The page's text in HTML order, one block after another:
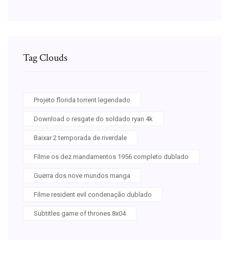
Tag Clouds
Projeto florida torrent legendado
Download o resgate do soldado ryan 4k
Baixar 2 temporada de riverdale
Filme os dez mandamentos 1956 completo dublado
Guerra dos nove mundos manga
Filme resident evil condenação dublado
Subtitles game of thrones 8x04